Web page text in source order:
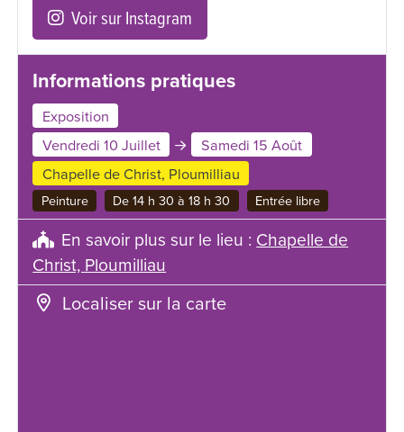
Voir sur Instagram
Informations pratiques
Exposition
Vendredi 10 Juillet
Samedi 15 Août
Chapelle de Christ, Ploumilliau
Peinture De 14 h 30 à 18 h 30 Entrée libre
En savoir plus sur le lieu : Chapelle de
Christ, Ploumilliau
Localiser sur la carte